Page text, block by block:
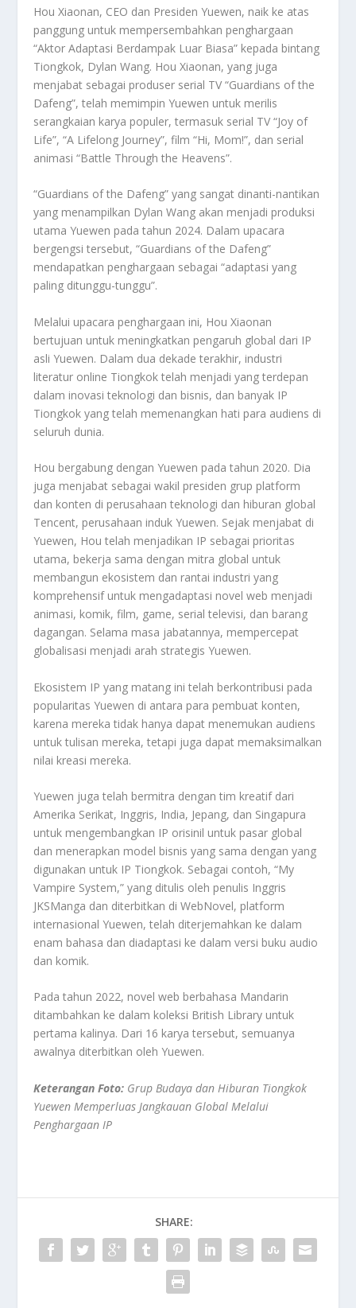
Hou Xiaonan, CEO dan Presiden Yuewen, naik ke atas
panggung untuk mempersembahkan penghargaan
“Aktor Adaptasi Berdampak Luar Biasa” kepada bintang
Tiongkok, Dylan Wang. Hou Xiaonan, yang juga
menjabat sebagai produser serial TV “Guardians of the
Dafeng”, telah memimpin Yuewen untuk merilis
serangkaian karya populer, termasuk serial TV “Joy of
Life”, “A Lifelong Journey”, film “Hi, Mom!”, dan serial
animasi “Battle Through the Heavens”.
“Guardians of the Dafeng” yang sangat dinanti-nantikan
yang menampilkan Dylan Wang akan menjadi produksi
utama Yuewen pada tahun 2024. Dalam upacara
bergengsi tersebut, “Guardians of the Dafeng”
mendapatkan penghargaan sebagai “adaptasi yang
paling ditunggu-tunggu”.
Melalui upacara penghargaan ini, Hou Xiaonan
bertujuan untuk meningkatkan pengaruh global dari IP
asli Yuewen. Dalam dua dekade terakhir, industri
literatur online Tiongkok telah menjadi yang terdepan
dalam inovasi teknologi dan bisnis, dan banyak IP
Tiongkok yang telah memenangkan hati para audiens di
seluruh dunia.
Hou bergabung dengan Yuewen pada tahun 2020. Dia
juga menjabat sebagai wakil presiden grup platform
dan konten di perusahaan teknologi dan hiburan global
Tencent, perusahaan induk Yuewen. Sejak menjabat di
Yuewen, Hou telah menjadikan IP sebagai prioritas
utama, bekerja sama dengan mitra global untuk
membangun ekosistem dan rantai industri yang
komprehensif untuk mengadaptasi novel web menjadi
animasi, komik, film, game, serial televisi, dan barang
dagangan. Selama masa jabatannya, mempercepat
globalisasi menjadi arah strategis Yuewen.
Ekosistem IP yang matang ini telah berkontribusi pada
popularitas Yuewen di antara para pembuat konten,
karena mereka tidak hanya dapat menemukan audiens
untuk tulisan mereka, tetapi juga dapat memaksimalkan
nilai kreasi mereka.
Yuewen juga telah bermitra dengan tim kreatif dari
Amerika Serikat, Inggris, India, Jepang, dan Singapura
untuk mengembangkan IP orisinil untuk pasar global
dan menerapkan model bisnis yang sama dengan yang
digunakan untuk IP Tiongkok. Sebagai contoh, “My
Vampire System,” yang ditulis oleh penulis Inggris
JKSManga dan diterbitkan di WebNovel, platform
internasional Yuewen, telah diterjemahkan ke dalam
enam bahasa dan diadaptasi ke dalam versi buku audio
dan komik.
Pada tahun 2022, novel web berbahasa Mandarin
ditambahkan ke dalam koleksi British Library untuk
pertama kalinya. Dari 16 karya tersebut, semuanya
awalnya diterbitkan oleh Yuewen.
Keterangan Foto: Grup Budaya dan Hiburan Tiongkok
Yuewen Memperluas Jangkauan Global Melalui
Penghargaan IP
SHARE: